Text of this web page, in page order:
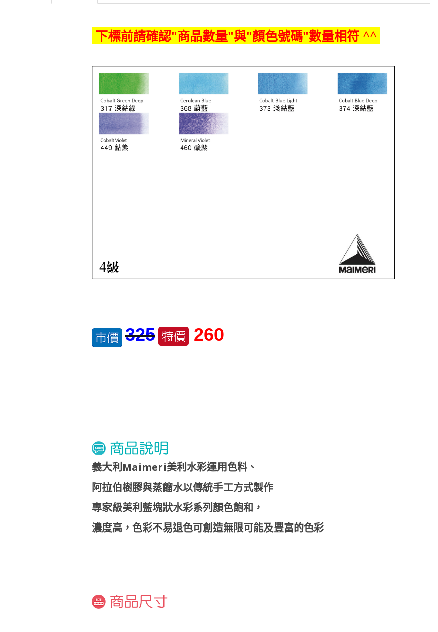
下標前請確認"商品數量"與"顏色號碼"數量相符 ^^
325 260
義大利Maimeri美利水彩運用色料、
阿拉伯樹膠與蒸餾水以傳統手工方式製作
專家級美利藍塊狀水彩系列顏色飽和，
濃度高，色彩不易退色可創造無限可能及豐富的色彩